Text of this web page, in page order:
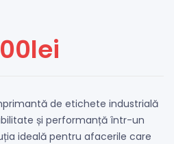
lei
de etichete industrială
și performanță într-un
ideală pentru afacerile care